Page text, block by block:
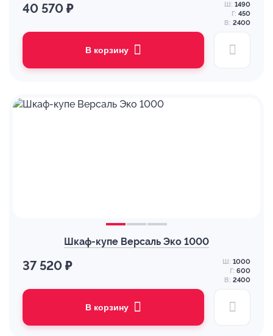
40 570 ₽ Ш: 1490
Г: 450
В: 2400
В корзину
Шкаф-купе Версаль Эко 1000
37 520 ₽ Ш: 1000
Г: 600
В: 2400
В корзину